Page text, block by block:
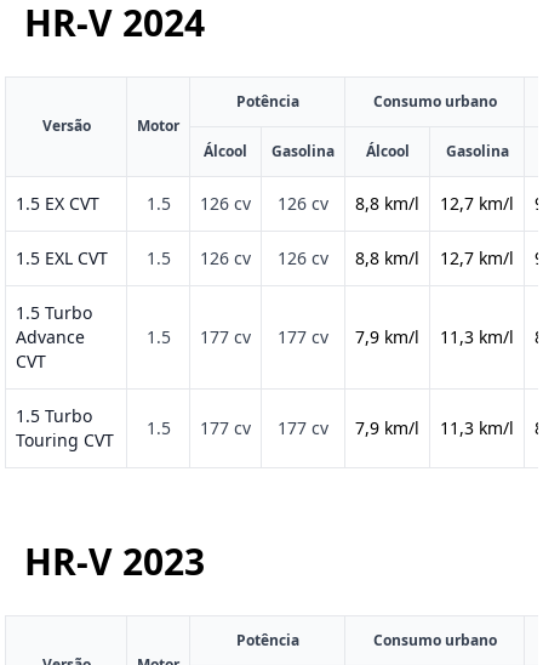
HR-V 2024
Versão Motor
Potência Consumo urbano
Álcool Gasolina Álcool Gasolina
1.5 EX CVT 1.5 126 cv 126 cv 8,8 km/l 12,7 km/l
1.5 EXL CVT 1.5 126 cv 126 cv 8,8 km/l 12,7 km/l
1.5 Turbo
Advance
CVT
1.5 177 cv 177 cv 7,9 km/l 11,3 km/l
1.5 Turbo
Touring CVT
1.5 177 cv 177 cv 7,9 km/l 11,3 km/l
HR-V 2023
Potência Consumo urbano